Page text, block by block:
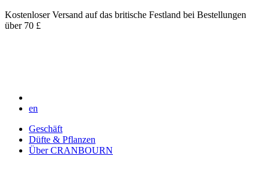
Kostenloser Versand auf das britische Festland bei Bestellungen
über 70 £
en
Geschäft
Düfte & Pflanzen
Über CRANBOURN